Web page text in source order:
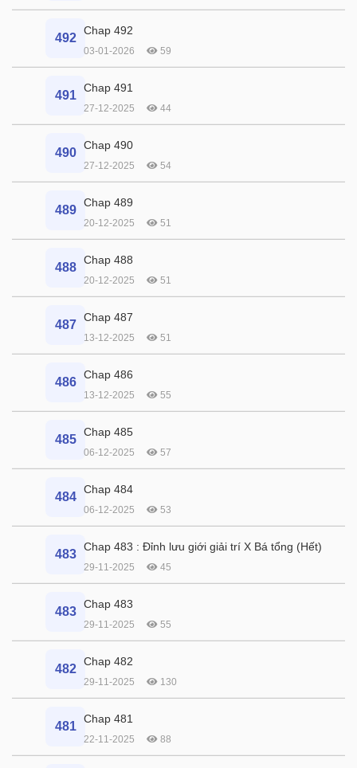
492
Chap 492
03-01-2026 59
491
Chap 491
27-12-2025 44
490
Chap 490
27-12-2025 54
489
Chap 489
20-12-2025 51
488
Chap 488
20-12-2025 51
487
Chap 487
13-12-2025 51
486
Chap 486
13-12-2025 55
485
Chap 485
06-12-2025 57
484
Chap 484
06-12-2025 53
483
Chap 483 : Đỉnh lưu giới giải trí X Bá tổng (Hết)
29-11-2025 45
483
Chap 483
29-11-2025 55
482
Chap 482
29-11-2025 130
481
Chap 481
22-11-2025 88